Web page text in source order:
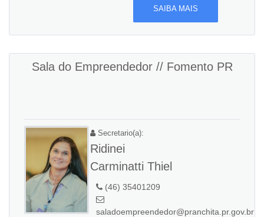
SAIBA MAIS
Sala do Empreendedor // Fomento PR
Secretario(a):
Ridinei
Carminatti Thiel
(46) 35401209
saladoempreendedor@pranchita.pr.gov.br